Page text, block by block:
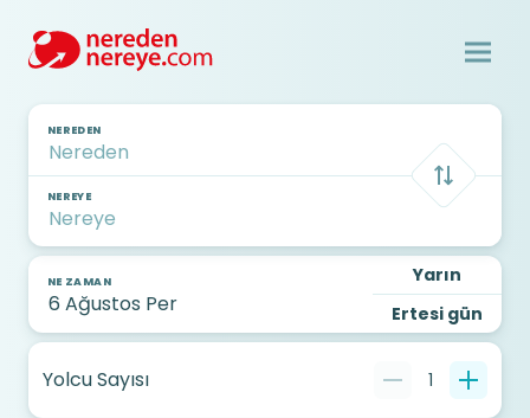
NEREDEN
NEREYE
NE ZAMAN
Yarın
Ertesi gün
Yolcu Sayısı 1